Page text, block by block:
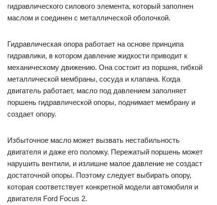
гидравлического силового элемента, который заполнен
маслом и соединен с металлической оболочкой.
Гидравлическая опора работает на основе принципа
гидравлики, в котором давление жидкости приводит к
механическому движению. Она состоит из поршня, гибкой
металлической мембраны, сосуда и клапана. Когда
двигатель работает, масло под давлением заполняет
поршень гидравлической опоры, поднимает мембрану и
создает опору.
Избыточное масло может вызвать нестабильность
двигателя и даже его поломку. Пережатый поршень может
нарушить вентили, и излишне малое давление не создаст
достаточной опоры. Поэтому следует выбирать опору,
которая соответствует конкретной модели автомобиля и
двигателя Ford Focus 2.